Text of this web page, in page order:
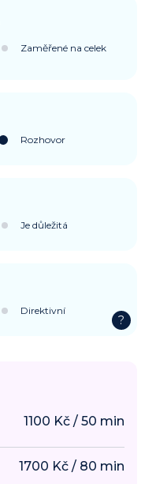
Zaměřené na celek
Rozhovor
Je důležitá
Direktivní
?
1100 Kč / 50 min
1700 Kč / 80 min